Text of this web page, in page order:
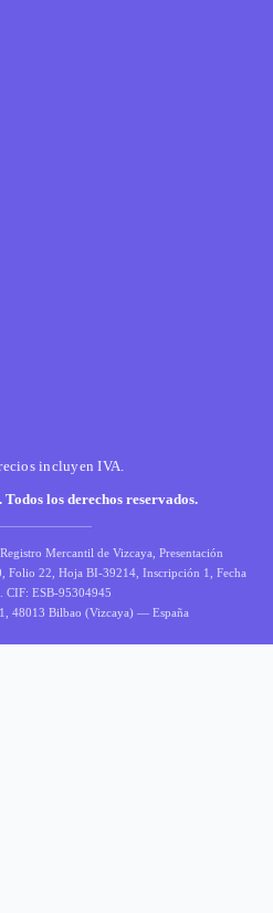
incluyen IVA.
los derechos reservados.
Mercantil de Vizcaya, Presentación
Folio 22, Hoja BI-39214, Inscripción 1, Fecha
CIF: ESB-95304945
48013 Bilbao (Vizcaya) — España